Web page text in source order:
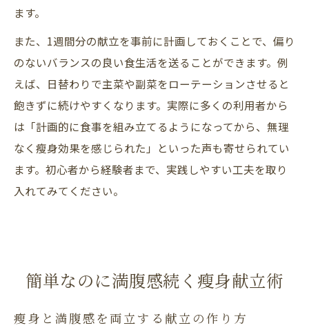
ます。
また、1週間分の献立を事前に計画しておくことで、偏り
のないバランスの良い食生活を送ることができます。例
えば、日替わりで主菜や副菜をローテーションさせると
飽きずに続けやすくなります。実際に多くの利用者から
は「計画的に食事を組み立てるようになってから、無理
なく瘦身効果を感じられた」といった声も寄せられてい
ます。初心者から経験者まで、実践しやすい工夫を取り
入れてみてください。
簡単なのに満腹感続く瘦身献立術
瘦身と満腹感を両立する献立の作り方